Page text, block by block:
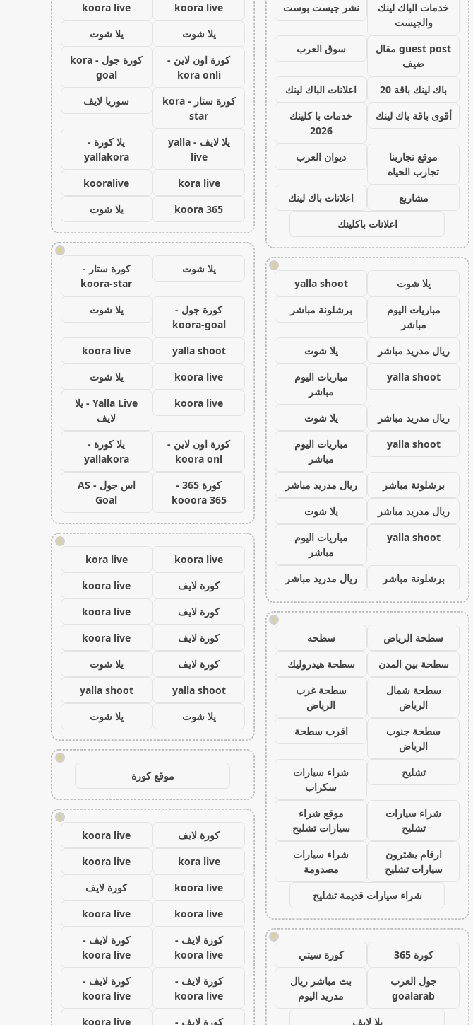
خدمات الباك لينك
والجيست
نشر جيست بوست
guest post مقال
ضيف
سوق العرب
باك لينك باقة 20
اعلانات الباك لينك
أقوى باقة باك لينك
خدمات با كلينك
2026
موقع تجاربنا
تجارب الحياه
ديوان العرب
مشاريع
اعلانات باك لينك
اعلانات باكلينك
!
يلا شوت
yalla shoot
مباريات اليوم
مباشر
برشلونة مباشر
ريال مدريد مباشر
يلا شوت
yalla shoot
مباريات اليوم
مباشر
ريال مدريد مباشر
يلا شوت
yalla shoot
مباريات اليوم
مباشر
برشلونة مباشر
ريال مدريد مباشر
ريال مدريد مباشر
يلا شوت
yalla shoot
مباريات اليوم
مباشر
برشلونة مباشر
ريال مدريد مباشر
!
سطحة الرياض
سطحه
سطحة بين المدن
سطحة هيدروليك
سطحة شمال
الرياض
سطحة غرب
الرياض
سطحة جنوب
الرياض
اقرب سطحة
تشليح
شراء سيارات
سكراب
شراء سيارات
تشليح
موقع شراء
سيارات تشليح
ارقام يشترون
سيارات تشليح
شراء سيارات
مصدومة
شراء سيارات قديمة تشليح
!
كورة 365
كورة سيتي
جول العرب
goalarab
بث مباشر ريال
مدريد اليوم
يلا لايف
koora live
koora live
يلا شوت
يلا شوت
كورة اون لاين -
kora onli
كورة جول - kora
goal
كورة ستار - kora
star
سوريا لايف
يلا لايف - yalla
live
يلا كورة -
yallakora
kora live
kooralive
koora 365
يلا شوت
!
يلا شوت
كورة ستار -
koora-star
كورة جول -
koora-goal
يلا شوت
yalla shoot
koora live
koora live
يلا شوت
koora live
Yalla Live - يلا
لايف
كورة اون لاين -
koora onl
يلا كورة -
yallakora
كورة 365 -
kooora 365
اس جول - AS
Goal
!
koora live
kora live
كورة لايف
koora live
كورة لايف
koora live
كورة لايف
koora live
كورة لايف
يلا شوت
yalla shoot
yalla shoot
يلا شوت
يلا شوت
!
موقع كورة
!
كورة لايف
koora live
kora live
koora live
koora live
كورة لايف
koora live
koora live
كورة لايف -
koora live
كورة لايف -
koora live
كورة لايف -
koora live
كورة لايف -
koora live
كورة لايف -
koora live